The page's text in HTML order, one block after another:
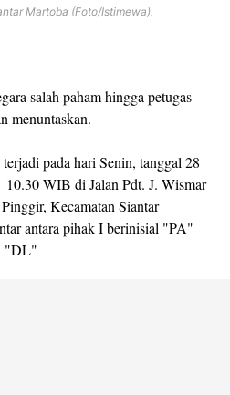
Martoba (Foto/Istimewa).
salah paham hingga petugas
menuntaskan.
pada hari Senin, tanggal 28
WIB di Jalan Pdt. J. Wismar
Kecamatan Siantar
antara pihak I berinisial "PA"
"DL"